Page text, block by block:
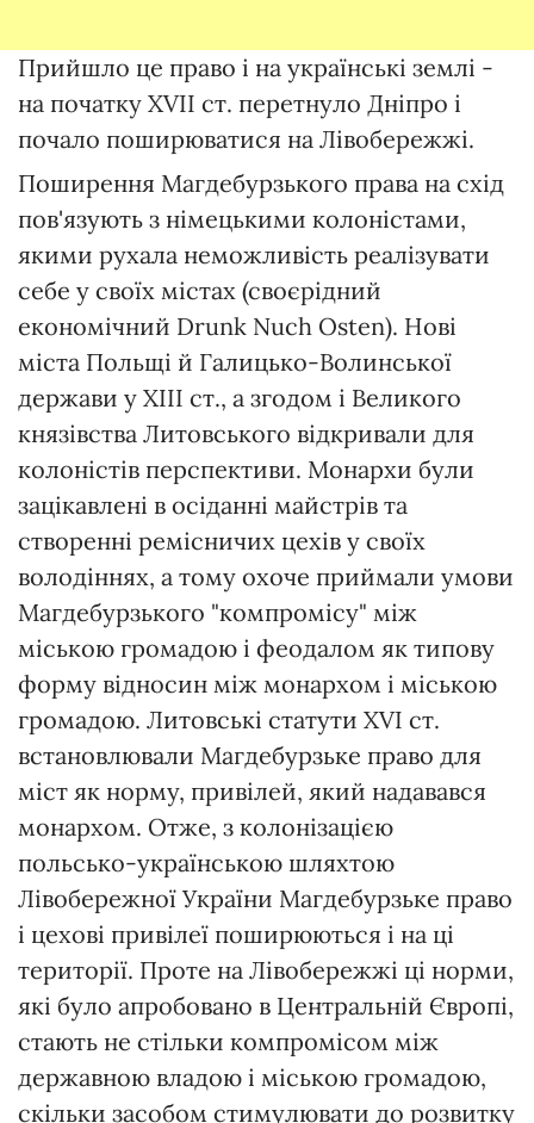
Прийшло це право і на українські землі -
на початку XVII ст. перетнуло Дніпро і
почало поширюватися на Лівобережжі.
Поширення Магдебурзького права на схід
пов'язують з німецькими колоністами,
якими рухала неможливість реалізувати
себе у своїх містах (своєрідний
економічний Drunk Nuch Osten). Нові
міста Польщі й Галицько-Волинської
держави у XIII ст., а згодом і Великого
князівства Литовського відкривали для
колоністів перспективи. Монархи були
зацікавлені в осіданні майстрів та
створенні ремісничих цехів у своїх
володіннях, а тому охоче приймали умови
Магдебурзького "компромісу" між
міською громадою і феодалом як типову
форму відносин між монархом і міською
громадою. Литовські статути XVI ст.
встановлювали Магдебурзьке право для
міст як норму, привілей, який надавався
монархом. Отже, з колонізацією
польсько-українською шляхтою
Лівобережної України Магдебурзьке право
і цехові привілеї поширюються і на ці
території. Проте на Лівобережжі ці норми,
які було апробовано в Центральній Європі,
стають не стільки компромісом між
державною владою і міською громадою,
скільки засобом стимулювати до розвитку